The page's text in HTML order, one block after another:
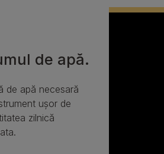
de apă.
de apă necesară
ușor de
zilnică